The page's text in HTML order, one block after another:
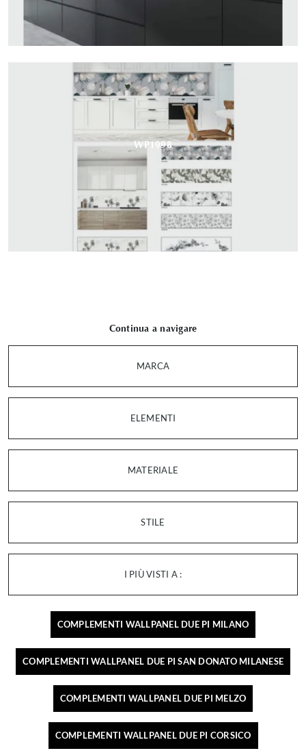
WP1998
Continua a navigare
MARCA
ELEMENTI
MATERIALE
STILE
I PIÙ VISTI A :
COMPLEMENTI WALLPANEL DUE PI MILANO
COMPLEMENTI WALLPANEL DUE PI SAN DONATO MILANESE
COMPLEMENTI WALLPANEL DUE PI MELZO
COMPLEMENTI WALLPANEL DUE PI CORSICO